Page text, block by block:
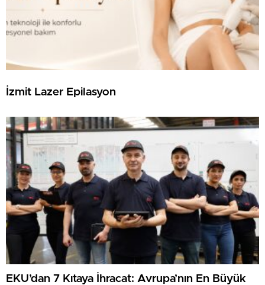
İzmit Lazer Epilasyon
EKU’dan 7 Kıtaya İhracat: Avrupa’nın En Büyük